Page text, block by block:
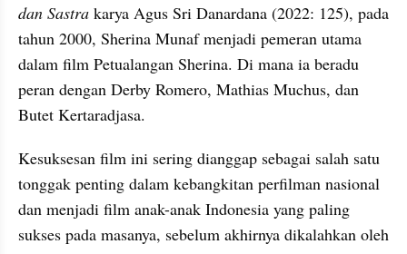
dan Sastra karya Agus Sri Danardana (2022: 125), pada
tahun 2000, Sherina Munaf menjadi pemeran utama
dalam film Petualangan Sherina. Di mana ia beradu
peran dengan Derby Romero, Mathias Muchus, dan
Butet Kertaradjasa.
Kesuksesan film ini sering dianggap sebagai salah satu
tonggak penting dalam kebangkitan perfilman nasional
dan menjadi film anak-anak Indonesia yang paling
sukses pada masanya, sebelum akhirnya dikalahkan oleh